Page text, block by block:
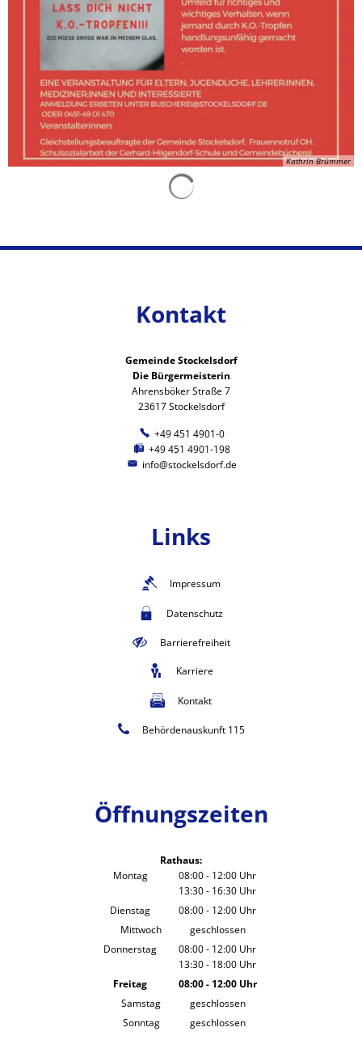
Kathrin Brümmer
Kontakt
Gemeinde Stockelsdorf
Die Bürgermeisterin
Ahrensböker Straße 7
23617 Stockelsdorf
+49 451 4901-0
+49 451 4901-198
info@stockelsdorf.de
Links
Impressum
Datenschutz
Barrierefreiheit
Karriere
Kontakt
Behördenauskunft 115
Öffnungszeiten
Rathaus:
Montag
08:00- 12:00 Uhr
Von 08:00 bis 12:00 Uhr
13:30- 16:30 Uhr
Von 13:30 bis 16:30 Uhr
Dienstag 08:00- 12:00 Uhr
Von 08:00 bis 12:00 Uhr
Mittwoch
geschlossen
Donnerstag
08:00- 12:00 Uhr
Von 08:00 bis 12:00 Uhr
13:30- 18:00 Uhr
Von 13:30 bis 18:00 Uhr
Freitag 08:00- 12:00Uhr
Von 08:00 bis 12:00 Uhr
Samstag
geschlossen
Sonntag
geschlossen